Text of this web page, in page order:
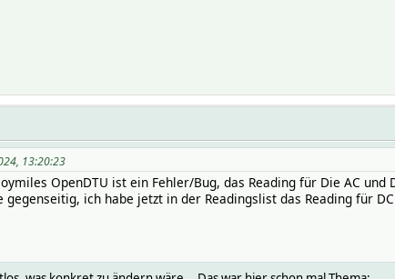
13:20:23
OpenDTU ist ein Fehler/Bug, das Reading für Die AC und
ich habe jetzt in der Readingslist das Reading für